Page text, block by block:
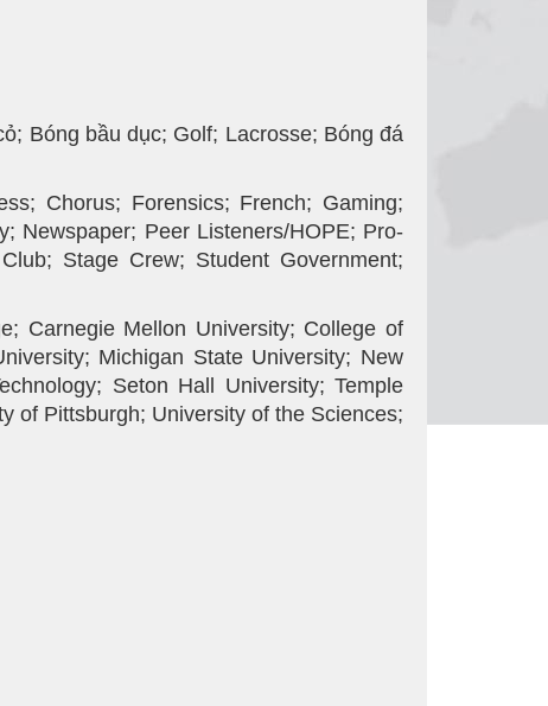
Bóng bầu dục; Golf; Lacrosse; Bóng đá
Chorus; Forensics; French; Gaming;
Newspaper; Peer Listeners/HOPE; Pro-
Stage Crew; Student Government;
Carnegie Mellon University; College of
Michigan State University; New
Seton Hall University; Temple
of Pittsburgh; University of the Sciences;